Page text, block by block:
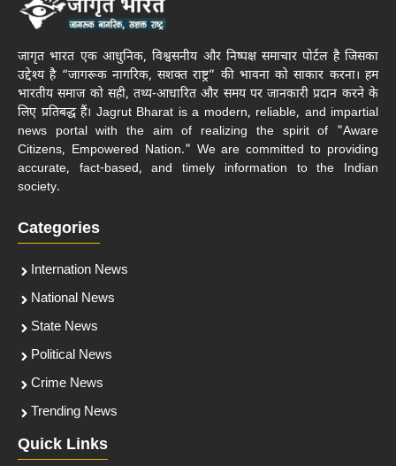
जागृत भारत एक आधुनिक, विश्वसनीय और निष्पक्ष समाचार पोर्टल है जिसका
उद्देश्य है “जागरूक नागरिक, सशक्त राष्ट्र” की भावना को साकार करना। हम
भारतीय समाज को सही, तथ्य-आधारित और समय पर जानकारी प्रदान करने के
लिए प्रतिबद्ध हैं। Jagrut Bharat is a modern, reliable, and impartial
news portal with the aim of realizing the spirit of "Aware
Citizens, Empowered Nation." We are committed to providing
accurate, fact-based, and timely information to the Indian
society.
Categories
Internation News
National News
State News
Political News
Crime News
Trending News
Quick Links